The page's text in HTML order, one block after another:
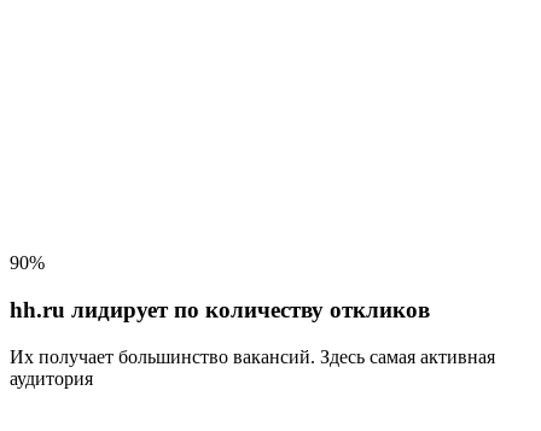
90%
hh.ru лидирует по количеству откликов
Их получает большинство вакансий. Здесь самая активная
аудитория